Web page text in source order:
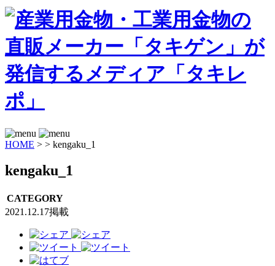
HOME > > kengaku_1
kengaku_1
CATEGORY
2021.12.17掲載